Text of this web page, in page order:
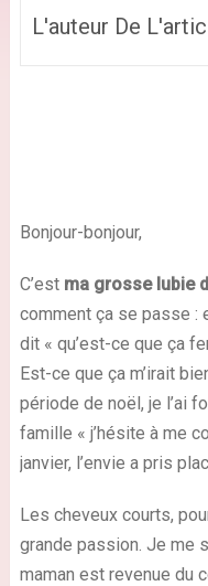
L'auteur De
Bonjour-bonjour,
C’est ma grosse lubie
comment ça se passe :
dit « qu’est-ce que ça
Est-ce que ça m’irait
période de noël, je l’ai
famille « j’hésite à me
janvier, l’envie a pris
Les cheveux courts,
grande passion. Je me
maman est revenue du